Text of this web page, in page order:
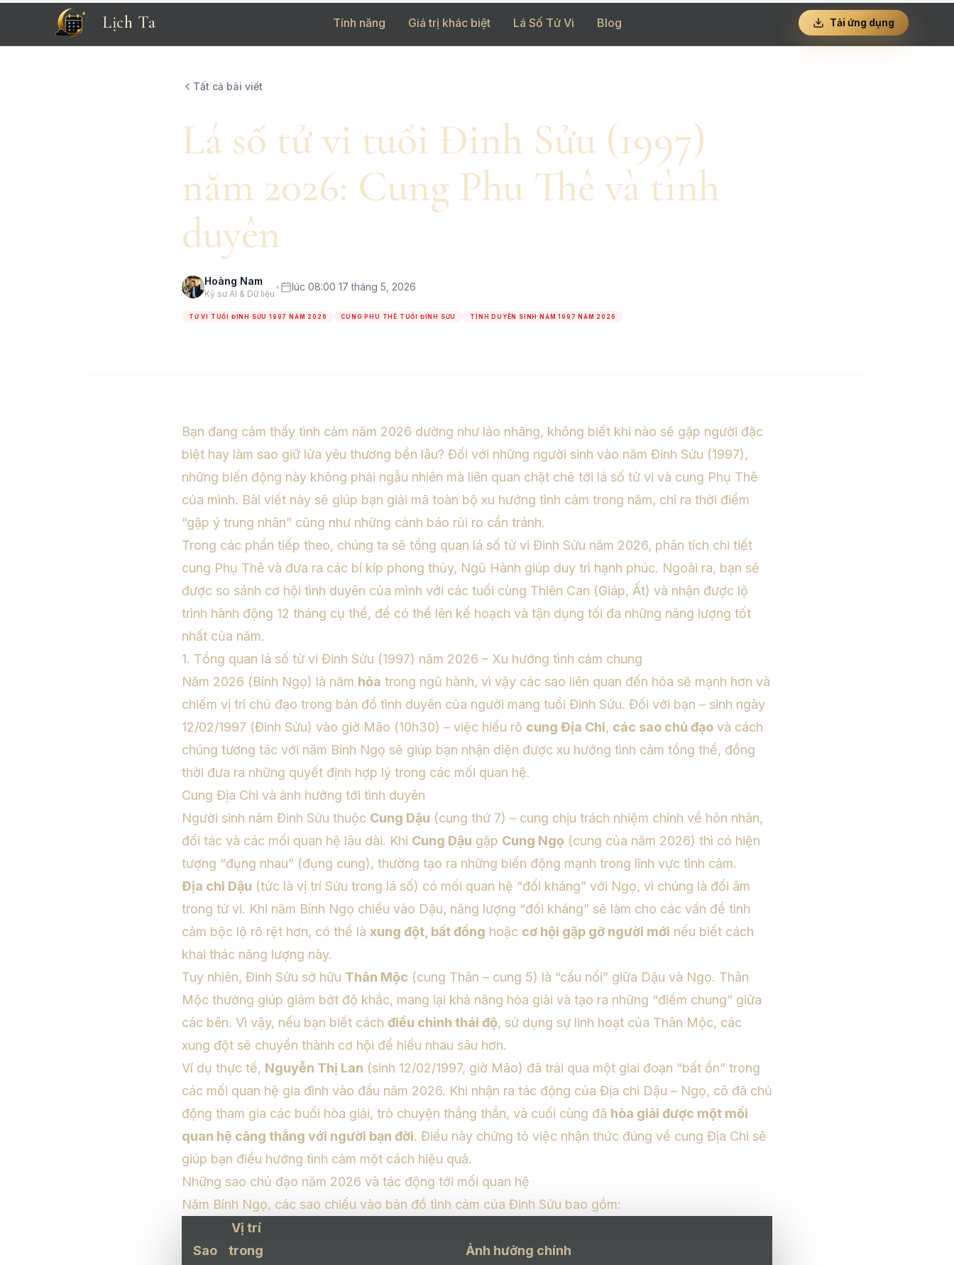
Lịch Ta Tính năng Giá trị khác biệt Lá Số Tử Vi Blog Tải ứng dụng
Tất cả bài viết
Lá số tử vi tuổi Đinh Sửu (1997)
năm 2026: Cung Phu Thê và tình
duyên
Hoàng Nam
Kỹ sư AI & Dữ liệu
• lúc 08:00 17 tháng 5, 2026
TỬ VI TUỔI ĐINH SỬU 1997 NĂM 2026 CUNG PHU THÊ TUỔI ĐINH SỬU TÌNH DUYÊN SINH NĂM 1997 NĂM 2026
Bạn đang cảm thấy tình cảm năm 2026 dường như lảo nhãng, không biết khi nào sẽ gặp người đặc
biệt hay làm sao giữ lửa yêu thương bền lâu? Đối với những người sinh vào năm Đinh Sửu (1997),
những biến động này không phải ngẫu nhiên mà liên quan chặt chẽ tới lá số tử vi và cung Phụ Thê
của mình. Bài viết này sẽ giúp bạn giải mã toàn bộ xu hướng tình cảm trong năm, chỉ ra thời điểm
“gặp ý trung nhân” cũng như những cảnh báo rủi ro cần tránh.
Trong các phần tiếp theo, chúng ta sẽ tổng quan lá số tử vi Đinh Sửu năm 2026, phân tích chi tiết
cung Phụ Thê và đưa ra các bí kíp phong thủy, Ngũ Hành giúp duy trì hạnh phúc. Ngoài ra, bạn sẽ
được so sánh cơ hội tình duyên của mình với các tuổi cùng Thiên Can (Giáp, Ất) và nhận được lộ
trình hành động 12 tháng cụ thể, để có thể lên kế hoạch và tận dụng tối đa những năng lượng tốt
nhất của năm.
1. Tổng quan lá số tử vi Đinh Sửu (1997) năm 2026 – Xu hướng tình cảm chung
Năm 2026 (Bính Ngọ) là năm hỏa trong ngũ hành, vì vậy các sao liên quan đến hỏa sẽ mạnh hơn và
chiếm vị trí chủ đạo trong bản đồ tình duyên của người mang tuổi Đinh Sửu. Đối với bạn – sinh ngày
12/02/1997 (Đinh Sửu) vào giờ Mão (10h30) – việc hiểu rõ cung Địa Chi, các sao chủ đạo và cách
chúng tương tác với năm Bính Ngọ sẽ giúp bạn nhận diện được xu hướng tình cảm tổng thể, đồng
thời đưa ra những quyết định hợp lý trong các mối quan hệ.
Cung Địa Chi và ảnh hưởng tới tình duyên
Người sinh năm Đinh Sửu thuộc Cung Dậu (cung thứ 7) – cung chịu trách nhiệm chính về hôn nhân,
đối tác và các mối quan hệ lâu dài. Khi Cung Dậu gặp Cung Ngọ (cung của năm 2026) thì có hiện
tượng “đụng nhau” (đụng cung), thường tạo ra những biến động mạnh trong lĩnh vực tình cảm.
Địa chi Dậu (tức là vị trí Sửu trong lá số) có mối quan hệ “đối kháng” với Ngọ, vì chúng là đối âm
trong tử vi. Khi năm Bính Ngọ chiếu vào Dậu, năng lượng “đối kháng” sẽ làm cho các vấn đề tình
cảm bộc lộ rõ rệt hơn, có thể là xung đột, bất đồng hoặc cơ hội gặp gỡ người mới nếu biết cách
khai thác năng lượng này.
Tuy nhiên, Đinh Sửu sở hữu Thân Mộc (cung Thân – cung 5) là “cầu nối” giữa Dậu và Ngọ. Thân
Mộc thường giúp giảm bớt độ khắc, mang lại khả năng hòa giải và tạo ra những “điểm chung” giữa
các bên. Vì vậy, nếu bạn biết cách điều chỉnh thái độ, sử dụng sự linh hoạt của Thân Mộc, các
xung đột sẽ chuyển thành cơ hội để hiểu nhau sâu hơn.
Ví dụ thực tế, Nguyễn Thị Lan (sinh 12/02/1997, giờ Mão) đã trải qua một giai đoạn “bất ổn” trong
các mối quan hệ gia đình vào đầu năm 2026. Khi nhận ra tác động của Địa chi Dậu – Ngọ, cô đã chủ
động tham gia các buổi hòa giải, trò chuyện thẳng thắn, và cuối cùng đã hòa giải được một mối
quan hệ căng thẳng với người bạn đời. Điều này chứng tỏ việc nhận thức đúng về cung Địa Chi sẽ
giúp bạn điều hướng tình cảm một cách hiệu quả.
Những sao chủ đạo năm 2026 và tác động tới mối quan hệ
Năm Bính Ngọ, các sao chiếu vào bản đồ tình cảm của Đinh Sửu bao gồm:
Sao
Vị trí
trong
Ảnh hưởng chính